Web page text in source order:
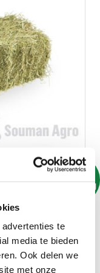
te
media te bieden
Ook delen we
met onze
Op
aanvraag
tijdelijk